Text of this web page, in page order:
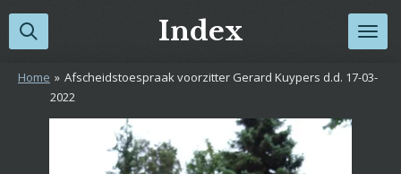
Ga
direct
de
hoofdinhoud
Index
Home » Afscheidstoespraak voorzitter Gerard Kuypers d.d. 17-03-
2022